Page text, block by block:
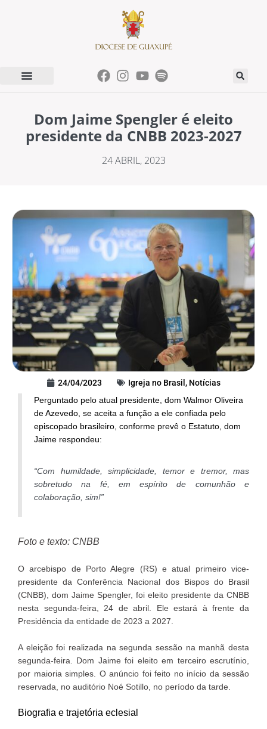
Dom Jaime Spengler é eleito
presidente da CNBB 2023-2027
24 ABRIL, 2023
24/04/2023 Igreja no Brasil, Notícias
Perguntado pelo atual presidente, dom Walmor Oliveira
de Azevedo, se aceita a função a ele confiada pelo
episcopado brasileiro, conforme prevê o Estatuto, dom
Jaime respondeu:
“Com humildade, simplicidade, temor e tremor, mas
sobretudo na fé, em espírito de comunhão e
colaboração, sim!”
Foto e texto: CNBB
O arcebispo de Porto Alegre (RS) e atual primeiro vice-
presidente da Conferência Nacional dos Bispos do Brasil
(CNBB), dom Jaime Spengler, foi eleito presidente da CNBB
nesta segunda-feira, 24 de abril. Ele estará à frente da
Presidência da entidade de 2023 a 2027.
A eleição foi realizada na segunda sessão na manhã desta
segunda-feira. Dom Jaime foi eleito em terceiro escrutínio,
por maioria simples. O anúncio foi feito no início da sessão
reservada, no auditório Noé Sotillo, no período da tarde.
Biografia e trajetória eclesial